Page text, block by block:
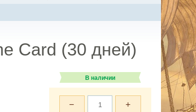
Card (30 дней)
В наличии
+
−